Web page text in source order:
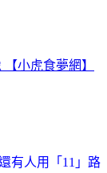
【小虎食夢網】
有人用「11」路